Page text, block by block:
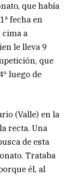
que había
fecha en
cima a
le lleva 9
que
luego de
(Valle) en la
recta. Una
de esta
Trataba
él, al